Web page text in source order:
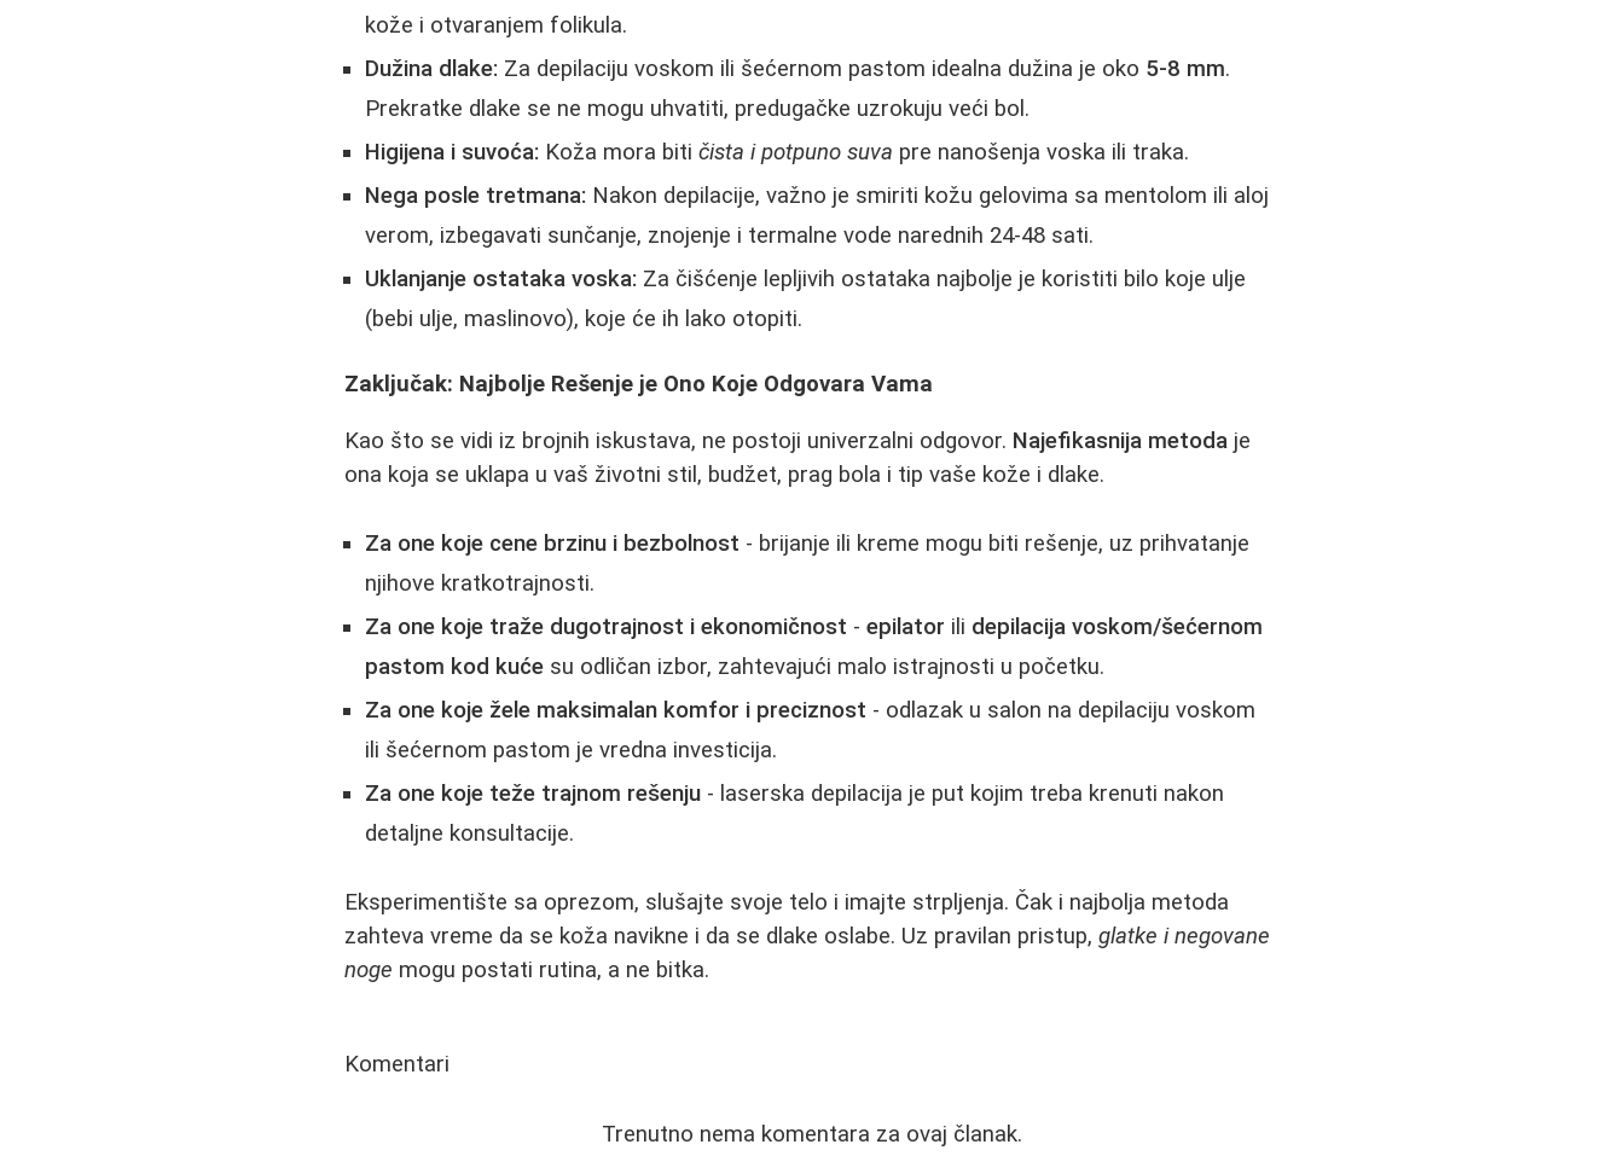
kože i otvaranjem folikula.
Dužina dlake: Za depilaciju voskom ili šećernom pastom idealna dužina je oko 5-8 mm.
Prekratke dlake se ne mogu uhvatiti, predugačke uzrokuju veći bol.
Higijena i suvoća: Koža mora bitičista i potpuno suva pre nanošenja voska ili traka.
Nega posle tretmana: Nakon depilacije, važno je smiriti kožu gelovima sa mentolom ili aloj
verom, izbegavati sunčanje, znojenje i termalne vodе narednih 24-48 sati.
Uklanjanje ostataka voska: Za čišćenje lepljivih ostataka najbolje je koristiti bilo koje ulje
(bebi ulje, maslinovo), koje će ih lako otopiti.
Zaključak: Najbolje Rešenje je Ono Koje Odgovara Vama
Kao što se vidi iz brojnih iskustava, ne postoji univerzalni odgovor. Najefikasnija metoda je
ona koja se uklapa u vaš životni stil, budžet, prag bola i tip vaše kože i dlake.
Za one koje cene brzinu i bezbolnost - brijanje ili kreme mogu biti rešenje, uz prihvatanje
njihove kratkotrajnosti.
Za one koje traže dugotrajnost i ekonomičnost -epilator ili depilacija voskom/šećernom
pastom kod kuće su odličan izbor, zahtevajući malo istrajnosti u početku.
Za one koje žele maksimalan komfor i preciznost - odlazak u salon na depilaciju voskom
ili šećernom pastom je vredna investicija.
Za one koje teže trajnom rešenju - laserska depilacija je put kojim treba krenuti nakon
detaljne konsultacije.
Eksperimentište sa oprezom, slušajte svoje telo i imajte strpljenja. Čak i najbolja metoda
zahteva vreme da se koža navikne i da se dlake oslabe. Uz pravilan pristup,glatke i negovane
noge mogu postati rutina, a ne bitka.
Komentari
Trenutno nema komentara za ovaj članak.